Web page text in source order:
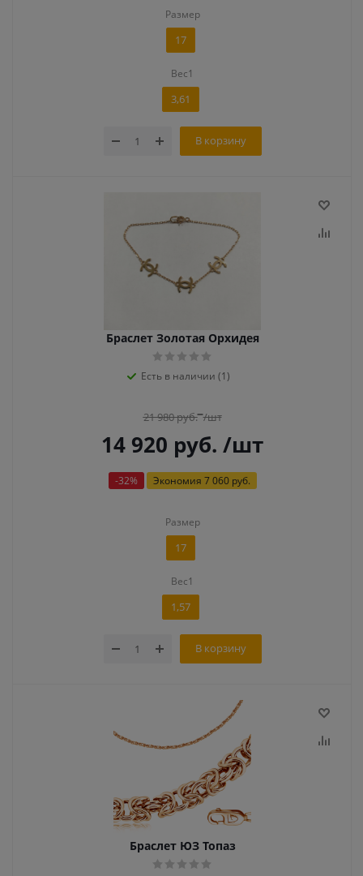
Размер
17
Вес1
3,61
В корзину
Браслет Золотая Орхидея
Есть в наличии (1)
21 980руб. /шт
14 920 руб. /шт
-32% Экономия 7 060 руб.
Размер
17
Вес1
1,57
В корзину
Браслет ЮЗ Топаз